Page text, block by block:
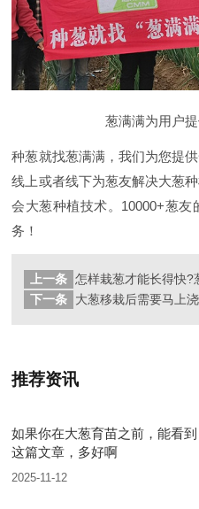
葱满满为用户
种葱就找葱满满，我们为您提
线上或者线下为葱友解决大葱
会大葱种植技术。10000+葱
务！
上一条
下一条
大葱移栽后需要马上
推荐资讯
如果你在大葱育苗之前，能看到
这篇文章，多好啊
2025-11-12